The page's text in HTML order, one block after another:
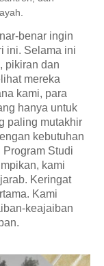
benar ingin
ini. Selama ini
pikiran dan
mereka
kami, para
hanya untuk
paling mutakhir
kebutuhan
Studi
kami
Keringat
Kami
keajaiban